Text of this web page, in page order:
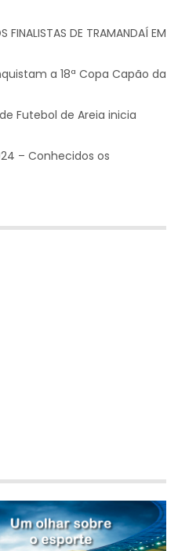
FINALISTAS DE TRAMANDAÍ EM
a 18ª Copa Capão da
Futebol de Areia inicia
– Conhecidos os